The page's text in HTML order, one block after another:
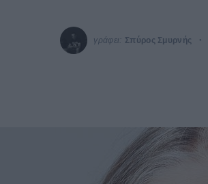
γράφει: Σπύρος Σμυρνής